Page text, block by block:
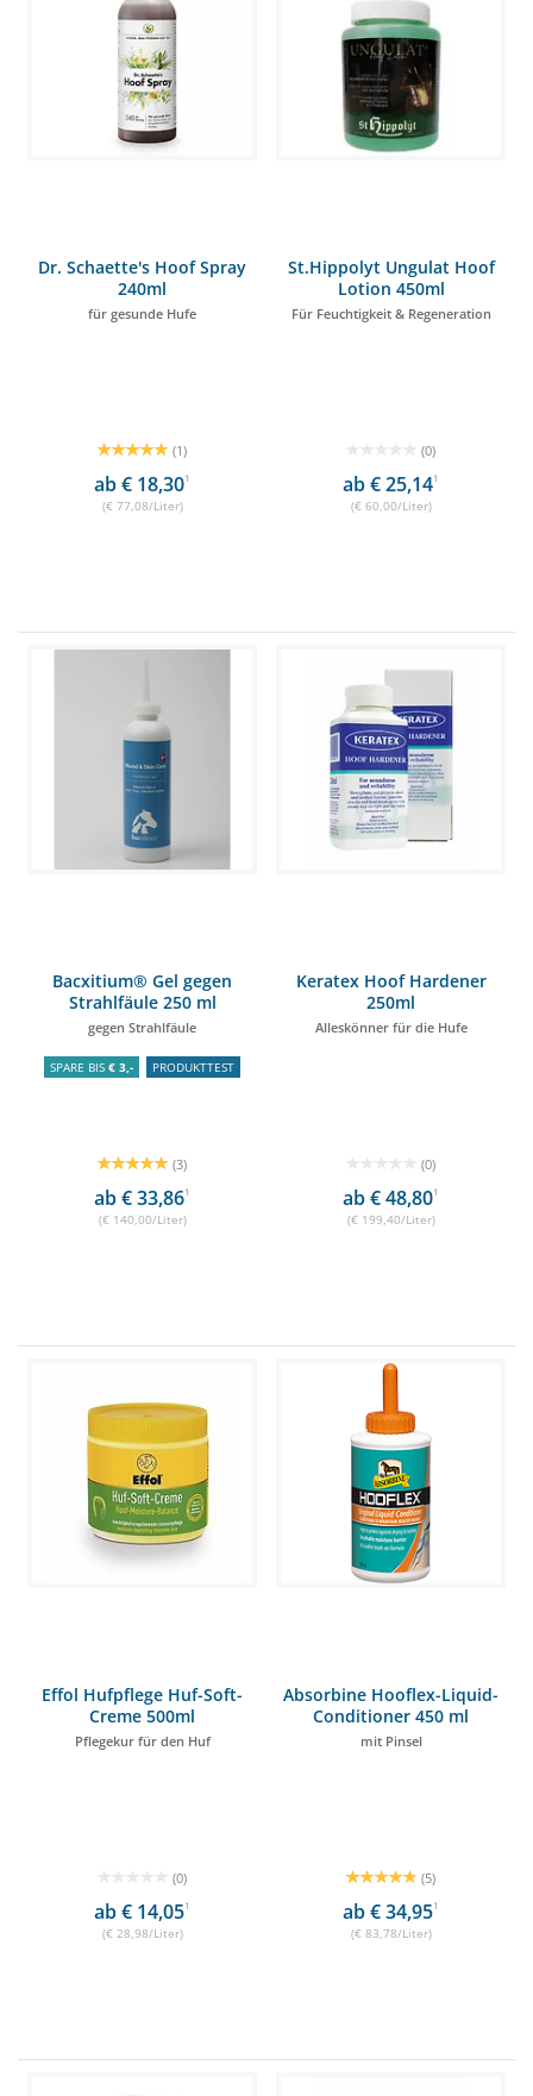
Dr. Schaette's Hoof Spray
240ml
für gesunde Hufe
(1)
ab € 18,301
(€ 77,08/Liter)
St.Hippolyt Ungulat Hoof
Lotion 450ml
Für Feuchtigkeit & Regeneration
(0)
ab € 25,141
(€ 60,00/Liter)
Bacxitium® Gel gegen
Strahlfäule 250 ml
gegen Strahlfäule
SPARE BIS € 3,- PRODUKTTEST
(3)
ab € 33,861
(€ 140,00/Liter)
Keratex Hoof Hardener
250ml
Alleskönner für die Hufe
(0)
ab € 48,801
(€ 199,40/Liter)
Effol Hufpflege Huf-Soft-
Creme 500ml
Pflegekur für den Huf
(0)
ab € 14,051
(€ 28,98/Liter)
Absorbine Hooflex-Liquid-
Conditioner 450 ml
mit Pinsel
(5)
ab € 34,951
(€ 83,78/Liter)